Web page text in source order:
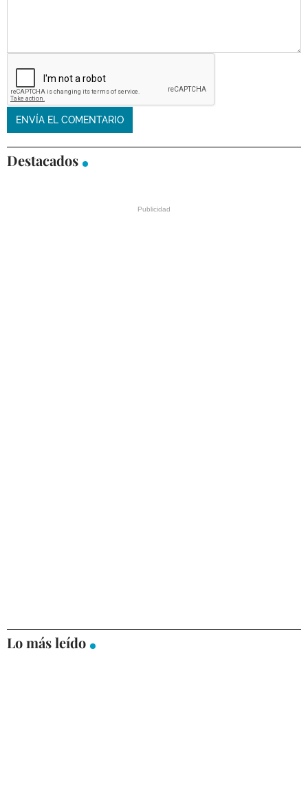
Destacados
Lo más leído